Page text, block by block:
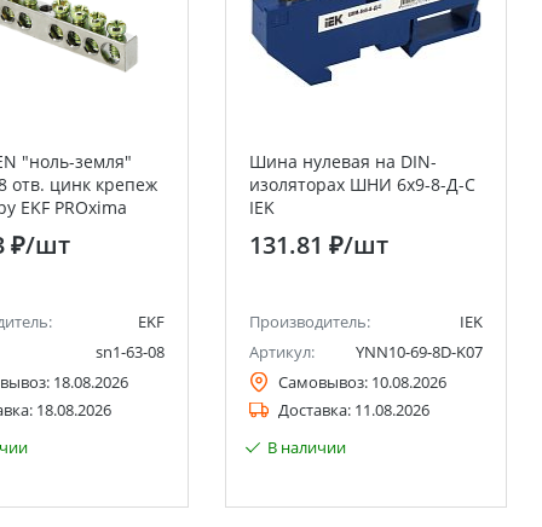
"ноль-земля"
отв. цинк крепеж
EKF PROxima
₽/шт
EKF
sn1-63-08
18.08.2026
18.08.2026
Шина нулевая на DIN-
изоляторах ШНИ 6х9-8-Д-С
IEK
131.81 ₽/шт
Производитель:
IEK
Артикул:
YNN10-69-8D-K07
Самовывоз: 10.08.2026
Доставка: 11.08.2026
В наличии